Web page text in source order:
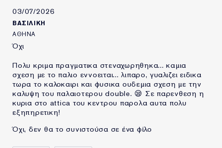
03/07/2026
ΒΑΣΙΛΙΚΗ
ΑΘΗΝΑ
Όχι
Πολυ κριμα πραγματικα στεναχωρηθηκα... καμια
σχεση με το παλιο εννοειται... λιπαρο, γυαλιζει ειδικα
τωρα το καλοκαιρι και φυσικα ουδεμια σχεση με την
καλυψη του παλαιοτερου double. 😪 Σε παρενθεση η
κυρια στο attica του κεντρου παρολα αυτα πολυ
εξηπηρετικη!
Όχι, δεν θα το συνιστούσα σε ένα φίλο